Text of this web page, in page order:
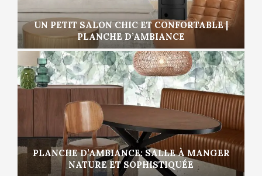
UN PETIT SALON CHIC ET CONFORTABLE |
PLANCHE D’AMBIANCE
PLANCHE D’AMBIANCE: SALLE À MANGER
NATURE ET SOPHISTIQUÉE